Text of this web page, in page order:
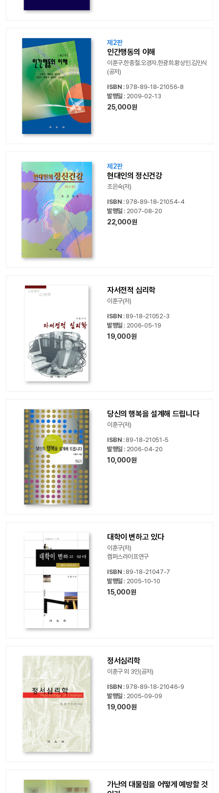
제2판
인간행동의 이해
이훈구.한종철.오경자.한광희.황상민.김민식
(공저)
ISBN : 978-89-18-21056-8
발행일 : 2009-02-13
25,000원
제2판
현대인의 정신건강
조은숙(저)
ISBN : 978-89-18-21054-4
발행일 : 2007-08-20
22,000원
자서전적 심리학
이훈구(저)
ISBN : 89-18-21052-3
발행일 : 2006-05-19
19,000원
당신의 행복을 설계해 드립니다
이훈구(저)
ISBN : 89-18-21051-5
발행일 : 2006-04-20
10,000원
대학이 변하고 있다
이훈구(저)
캠퍼스라이프연구
ISBN : 89-18-21047-7
발행일 : 2005-10-10
15,000원
정서심리학
이훈구 외 3인(공저)
ISBN : 978-89-18-21046-9
발행일 : 2005-09-09
19,000원
가난의 대물림을 어떻게 예방할 것